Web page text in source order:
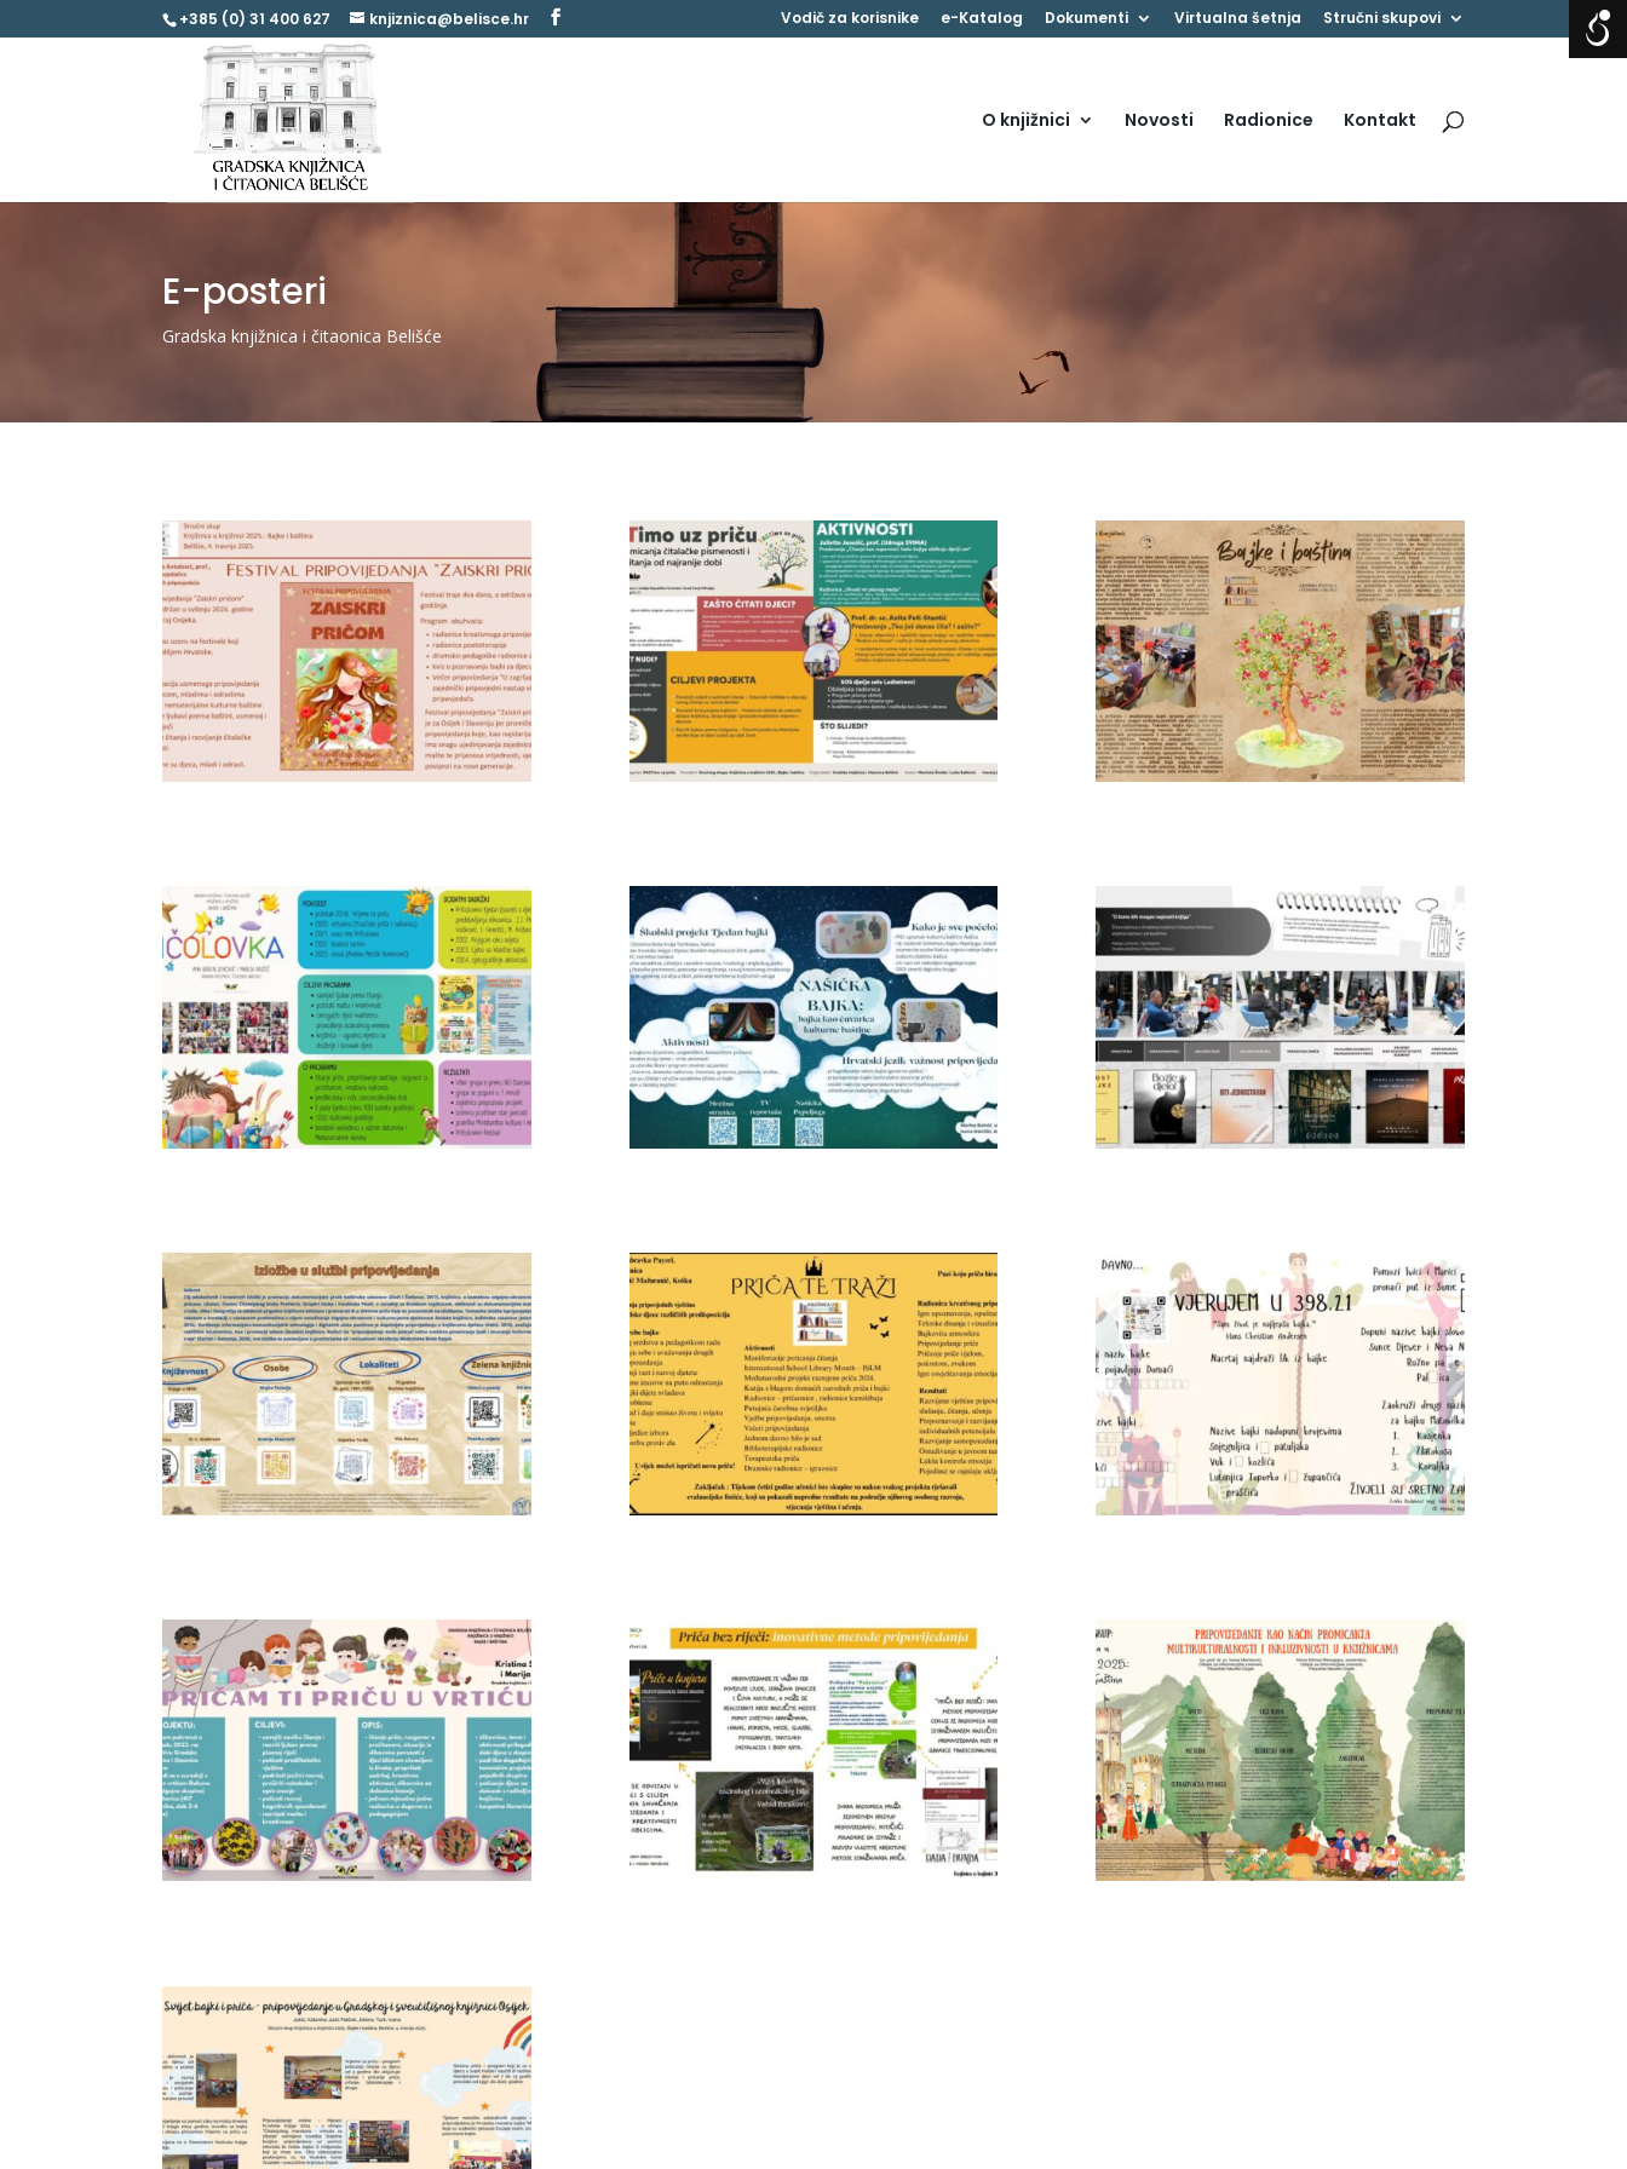
+385 (0) 31 400 627 knjiznica@belisce.hr Vodič za korisnike e-Katalog Dokumenti Virtualna šetnja Stručni skupovi
O knjižnici Novosti Radionice Kontakt
E-posteri
Gradska knjižnica i čitaonica Belišće